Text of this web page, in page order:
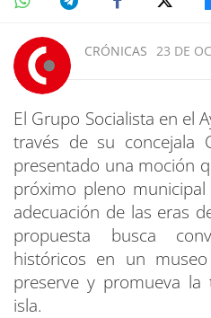
CRÓNICAS 23 DE
El Grupo Socialista en el
través de su concejala
presentado una moción
próximo pleno
adecuación de las eras
propuesta busca
históricos en un
preserve y promueva
isla.